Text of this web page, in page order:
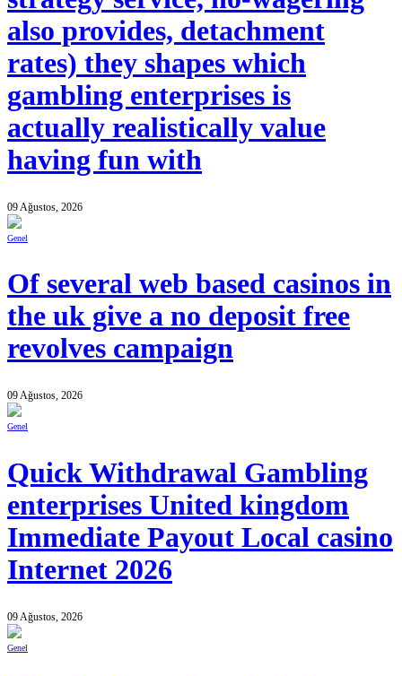
also provides, detachment
rates) they shapes which
gambling enterprises is
actually realistically value
having fun with
09 Ağustos, 2026
Genel
Of several web based casinos in
the uk give a no deposit free
revolves campaign
09 Ağustos, 2026
Genel
Quick Withdrawal Gambling
enterprises United kingdom
Immediate Payout Local casino
Internet 2026
09 Ağustos, 2026
Genel